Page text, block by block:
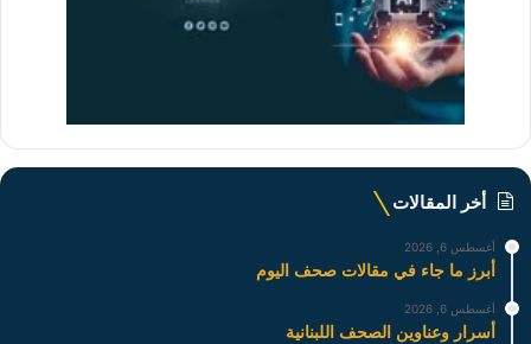
أخر المقالات
أغسطس 6, 2026
أبرز ما جاء في مقالات صحف اليوم
أغسطس 6, 2026
أسرار وعناوين الصحف اللبنانية